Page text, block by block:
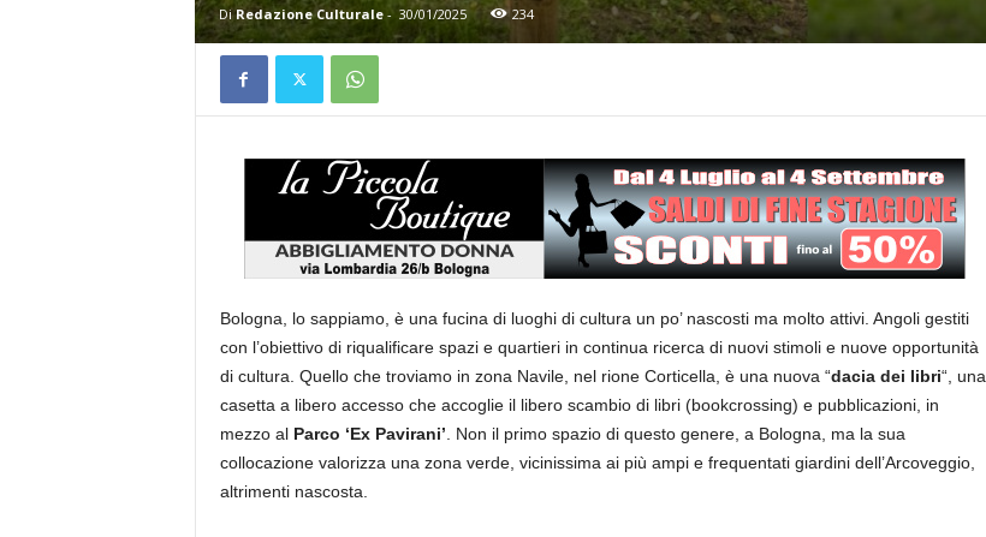
Di Redazione Culturale- 30/01/2025 234
Bologna, lo sappiamo, è una fucina di luoghi di cultura un po’ nascosti ma molto attivi. Angoli gestiti
con l’obiettivo di riqualificare spazi e quartieri in continua ricerca di nuovi stimoli e nuove opportunità
di cultura. Quello che troviamo in zona Navile, nel rione Corticella, è una nuova “dacia dei libri“, una
casetta a libero accesso che accoglie il libero scambio di libri (bookcrossing) e pubblicazioni, in
mezzo al Parco ‘Ex Pavirani’ . Non il primo spazio di questo genere, a Bologna, ma la sua
collocazione valorizza una zona verde, vicinissima ai più ampi e frequentati giardini dell’Arcoveggio,
altrimenti nascosta.